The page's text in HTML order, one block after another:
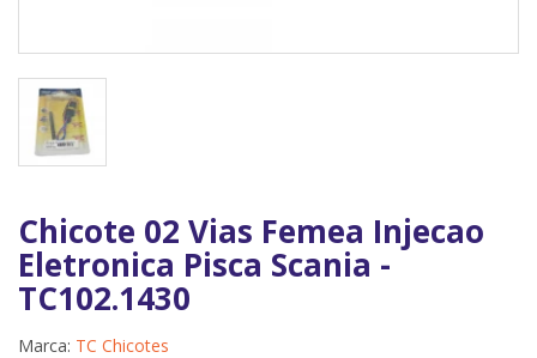
Chicote 02 Vias Femea Injecao
Eletronica Pisca Scania -
TC102.1430
Marca: TC Chicotes